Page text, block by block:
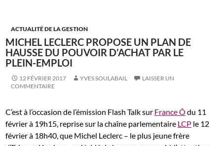
ACTUALITÉ DE LA GESTION
MICHEL LECLERC PROPOSE UN PLAN DE
HAUSSE DU POUVOIR D’ACHAT PAR LE
PLEIN-EMPLOI
12 FÉVRIER 2017 YVES SOULABAIL
LAISSER UN
COMMENTAIRE
C’est à l’occasion de l’émission Flash Talk sur France Ô du 11
février à 19h15, reprise sur la chaîne parlementaire LCP le 12
février à 18h40, que Michel Leclerc – le plus jeune frère